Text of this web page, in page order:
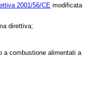
2001/56/CE modificata
direttiva;
a combustione alimentati a